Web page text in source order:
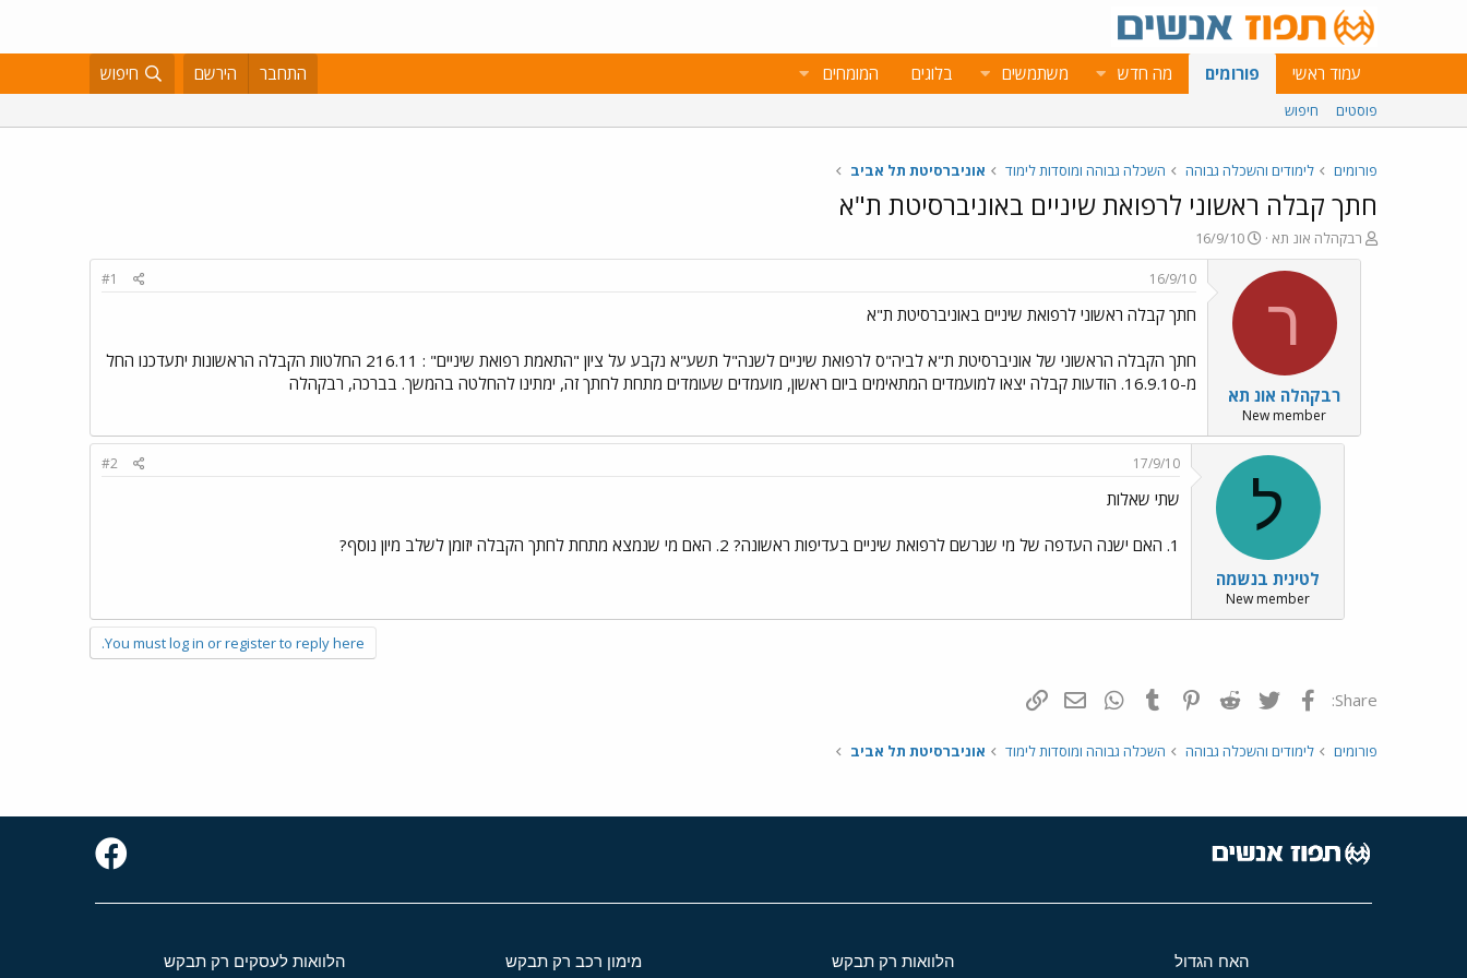
עמוד ראשי פורומים מה חדש משתמשים בלוגים המומחים התחבר הירשם חיפוש
פוסטים חיפוש
פורומים לימודים והשכלה גבוהה השכלה גבוהה ומוסדות לימוד אוניברסיטת תל אביב
חתך קבלה ראשוני לרפואת שיניים באוניברסיטת ת"א
פ
ו
רבקהלה אונ תא
פ
ו
ס
ת
ר
י
ך
16/9/10
ר
רבקהלה אונ תא
New member
16/9/10
#1
חתך קבלה ראשוני לרפואת שיניים באוניברסיטת ת"א
חתך הקבלה הראשוני של אוניברסיטת ת"א לביה"ס לרפואת שיניים לשנה"ל תשע"א נקבע על ציון "התאמת רפואת שיניים" : 216.11 החלטות הקבלה הראשונות יתעדכנו החל
מ-16.9.10. הודעות קבלה יצאו למועמדים המתאימים ביום ראשון, מועמדים שעומדים מתחת לחתך זה, ימתינו להחלטה בהמשך. בברכה, רבקהלה
ל
לטינית בנשמה
New member
17/9/10
#2
שתי שאלות
1. האם ישנה העדפה של מי שנרשם לרפואת שיניים בעדיפות ראשונה? 2. האם מי שנמצא מתחת לחתך הקבלה יזומן לשלב מיון נוסף?
You must log in or register to reply here.
Share: פייסבוק Twitter
Reddit
Pinterest
Tumblr
WhatsAppדואר אלקטרוני
פורומים לימודים והשכלה גבוהה השכלה גבוהה ומוסדות לימוד אוניברסיטת תל אביב
האח הגדול הלוואות רק תבקש מימון רכב רק תבקש הלוואות לעסקים רק תבקש